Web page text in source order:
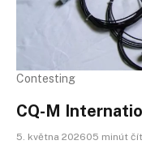
Contesting
CQ-M
5. května 202605 minút